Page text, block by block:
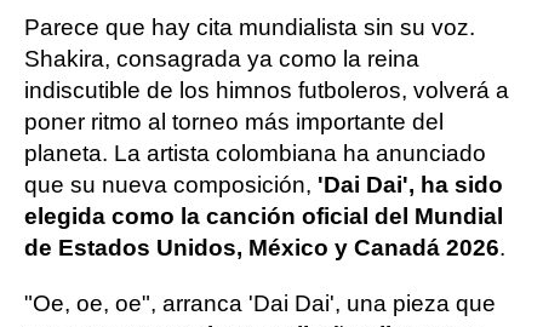
Parece que hay cita mundialista sin su voz.
Shakira, consagrada ya como la reina
indiscutible de los himnos futboleros, volverá a
poner ritmo al torneo más importante del
planeta. La artista colombiana ha anunciado
que su nueva composición, 'Dai Dai', ha sido
elegida como la canción oficial del Mundial
de Estados Unidos, México y Canadá 2026.
"Oe, oe, oe", arranca 'Dai Dai', una pieza que